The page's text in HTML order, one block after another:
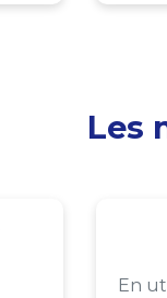
Les
En